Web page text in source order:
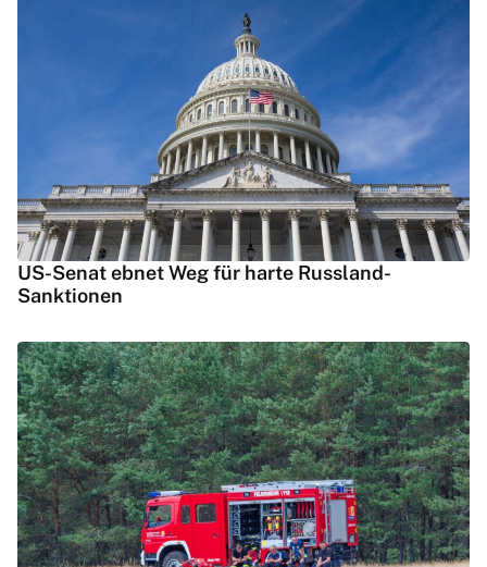
US-Senat ebnet Weg für harte Russland-
Sanktionen